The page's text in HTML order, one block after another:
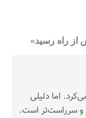
اما دلیلی
و سرراست‌تر است.